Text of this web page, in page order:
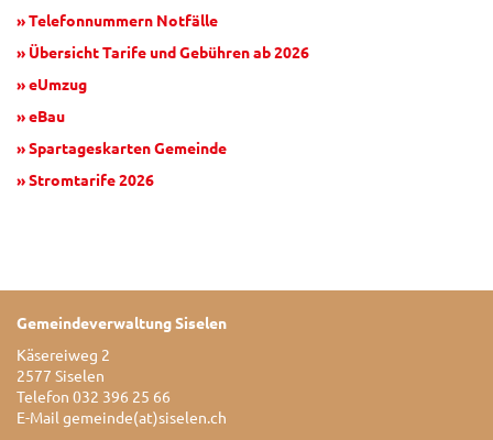
» Telefonnummern Notfälle
» Übersicht Tarife und Gebühren ab 2026
» eUmzug
» eBau
» Spartageskarten Gemeinde
» Stromtarife 2026
Gemeindeverwaltung Siselen
Käsereiweg 2
2577 Siselen
Telefon 032 396 25 66
E-Mail gemeinde(at)siselen.ch